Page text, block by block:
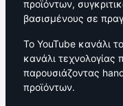
προϊόντων,
βασισμένους σε
Το YouTube κανάλι
κανάλι τεχνολογίας
παρουσιάζοντας
προϊόντων.